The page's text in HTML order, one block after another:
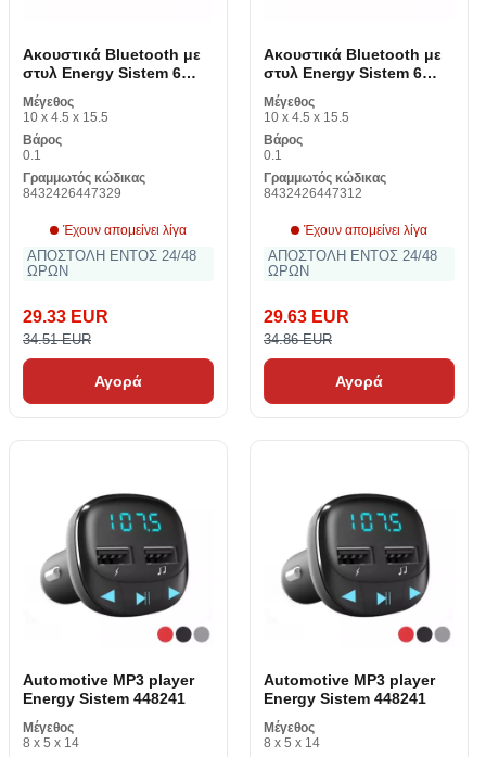
Ακουστικά Bluetooth με
στυλ Energy Sistem 6
Αληθινό ασύρματο
μικρόφωνο
Μέγεθος
10 x 4.5 x 15.5
Βάρος
0.1
Γραμμωτός κώδικας
8432426447329
Έχουν απομείνει λίγα
ΑΠΟΣΤΟΛΗ ΕΝΤΟΣ 24/48
ΩΡΩΝ
29.33 EUR
34.51 EUR
Αγορά
Ακουστικά Bluetooth με
στυλ Energy Sistem 6
Αληθινό ασύρματο
μικρόφωνο
Μέγεθος
10 x 4.5 x 15.5
Βάρος
0.1
Γραμμωτός κώδικας
8432426447312
Έχουν απομείνει λίγα
ΑΠΟΣΤΟΛΗ ΕΝΤΟΣ 24/48
ΩΡΩΝ
29.63 EUR
34.86 EUR
Αγορά
Automotive MP3 player
Energy Sistem 448241
Μέγεθος
8 x 5 x 14
Automotive MP3 player
Energy Sistem 448241
Μέγεθος
8 x 5 x 14